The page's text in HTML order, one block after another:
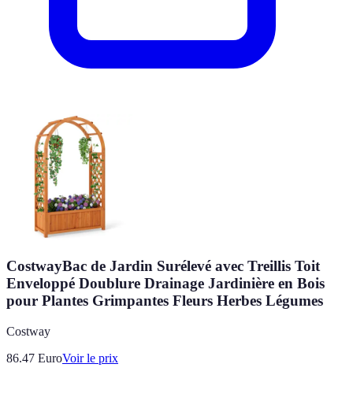
CostwayBac de Jardin Surélevé avec Treillis Toit
Enveloppé Doublure Drainage Jardinière en Bois
pour Plantes Grimpantes Fleurs Herbes Légumes
Costway
86.47 EuroVoir le prix